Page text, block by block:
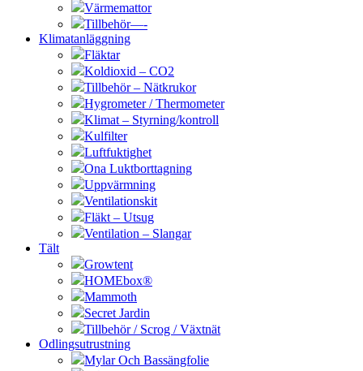
Värmemattor
Tillbehör—-
Klimatanläggning
Fläktar
Koldioxid – CO2
Tillbehör – Nätkrukor
Hygrometer / Thermometer
Klimat – Styrning/kontroll
Kulfilter
Luftfuktighet
Ona Luktborttagning
Uppvärmning
Ventilationskit
Fläkt – Utsug
Ventilation – Slangar
Tält
Growtent
HOMEbox®
Mammoth
Secret Jardin
Tillbehör / Scrog / Växtnät
Odlingsutrustning
Mylar Och Bassängfolie